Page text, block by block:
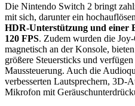
Die Nintendo Switch 2 bringt
mit sich, darunter ein
HDR-Unterstützung und einer
120 FPS. Zudem wurden die
magnetisch an der Konsole,
größere Steuersticks und
Maussteuerung. Auch die
verbesserten Lautsprechern, 3D-
Mikrofon mit